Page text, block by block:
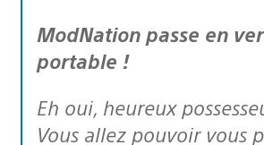
ModNation passe en version
portable !
Eh oui, heureux
Vous allez pouvoir vous